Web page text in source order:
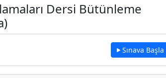
Dersi Bütünleme
Sınava Başla